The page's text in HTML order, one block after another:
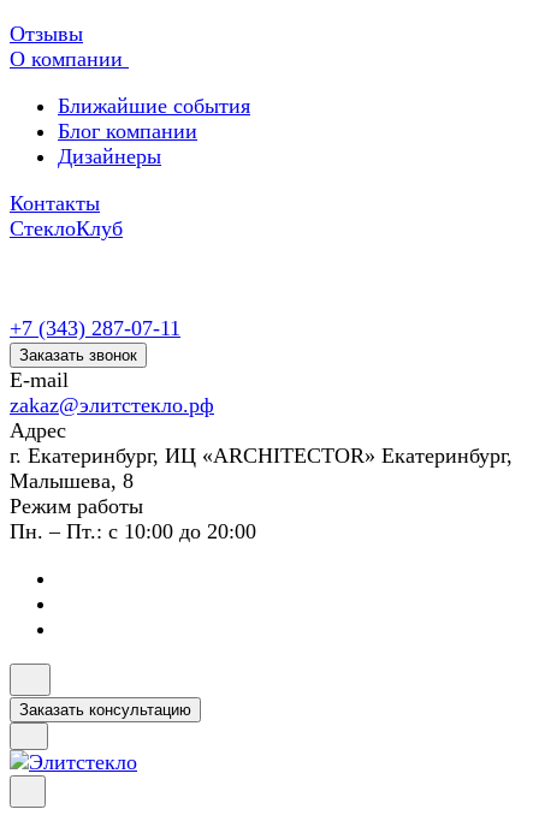
Отзывы
О компании
Ближайшие события
Блог компании
Дизайнеры
Контакты
СтеклоКлуб
+7 (343) 287-07-11
Заказать звонок
E-mail
zakaz@элитстекло.рф
Адрес
г. Екатеринбург, ИЦ «ARCHITECTOR» Екатеринбург,
Малышева, 8
Режим работы
Пн. – Пт.: с 10:00 до 20:00
Заказать консультацию